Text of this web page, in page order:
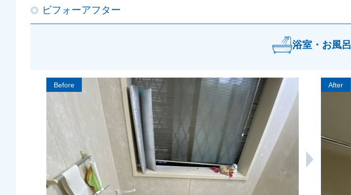
ビフォーアフター
浴室・お風呂
Before After